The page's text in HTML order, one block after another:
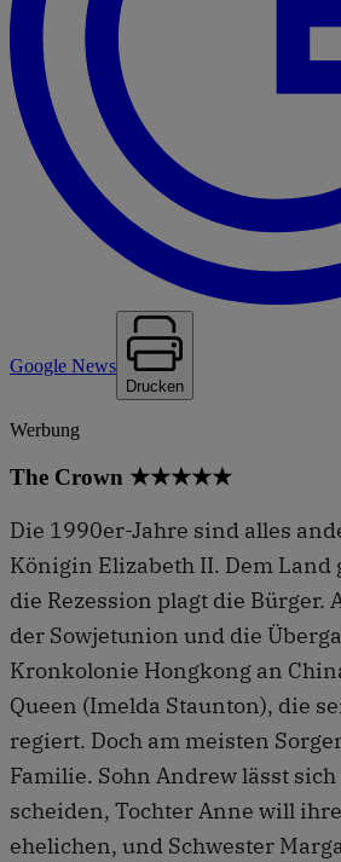
Google News
Drucken
Werbung
The Crown ★★★★★
Die 1990er-Jahre sind alles
Königin Elizabeth II. Dem Land
die Rezession plagt die Bürger.
der Sowjetunion und die
Kronkolonie Hongkong an
Queen (Imelda Staunton), die
regiert. Doch am meisten
Familie. Sohn Andrew lässt
scheiden, Tochter Anne will
ehelichen, und Schwester